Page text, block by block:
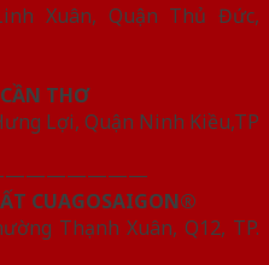
Xuân, Quận Thủ Đức,
THƠ
Lợi, Quận Ninh Kiều,TP
CUAGOSAIGON®
Thạnh Xuân, Q12, TP.